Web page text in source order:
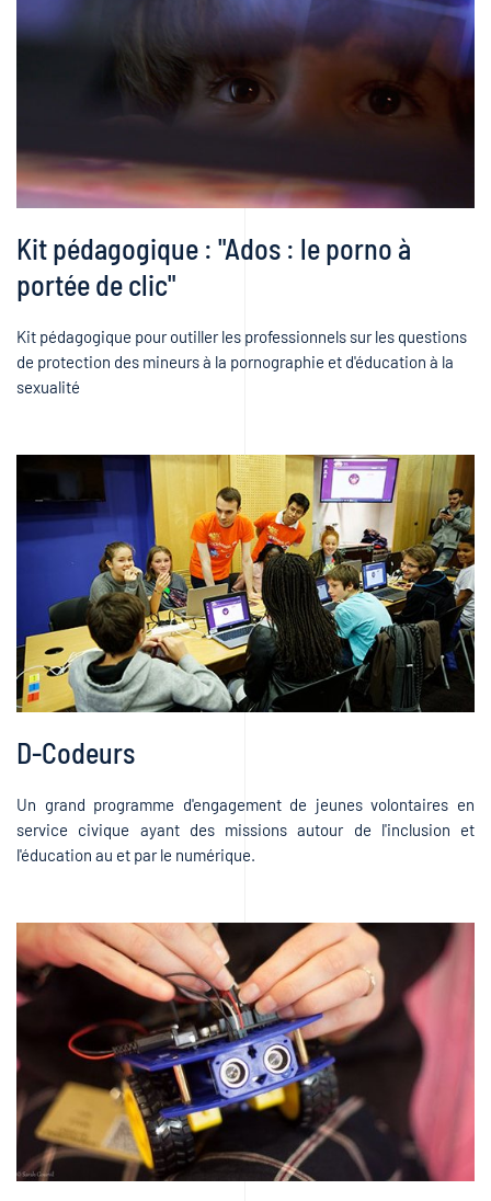
Kit pédagogique : "Ados : le porno à
portée de clic"
Kit pédagogique pour outiller les professionnels sur les questions
de protection des mineurs à la pornographie et d'éducation à la
sexualité
D-Codeurs
Un grand programme d'engagement de jeunes volontaires en
service civique ayant des missions autour de l'inclusion et
l'éducation au et par le numérique.